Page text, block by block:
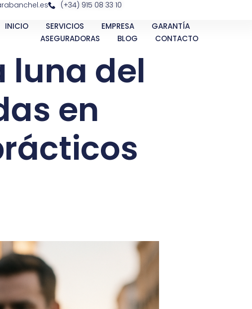
(+34) 915 08 33 10
INICIO SERVICIOS EMPRESA
GARANTÍA
ASEGURADORAS
BLOG CONTACTO
luna del
en